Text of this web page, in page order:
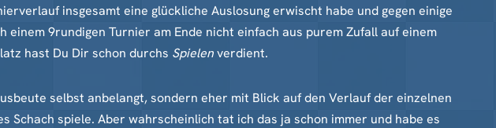
insgesamt eine glückliche Auslosung erwischt habe und gegen einige
9rundigen Turnier am Ende nicht einfach aus purem Zufall auf einem
hast Du Dir schon durchs Spielenverdient.
selbst anbelangt, sondern eher mit Blick auf den Verlauf der einzelnen
spiele. Aber wahrscheinlich tat ich das ja schon immer und habe es